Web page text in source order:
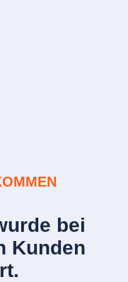
bei
Kunden